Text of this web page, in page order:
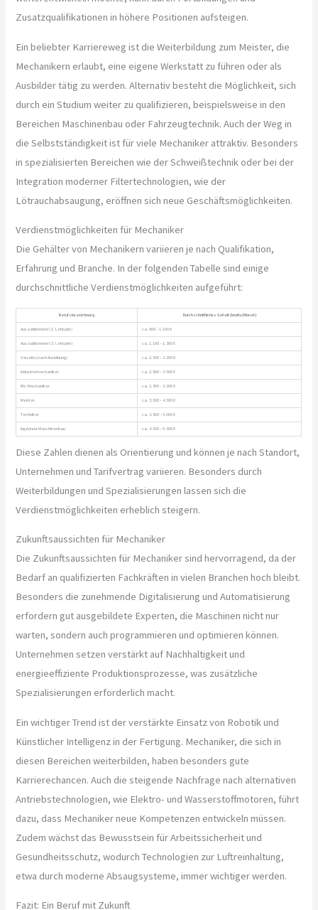
Zusatzqualifikationen in höhere Positionen aufsteigen.
Ein beliebter Karriereweg ist die Weiterbildung zum Meister, die
Mechanikern erlaubt, eine eigene Werkstatt zu führen oder als
Ausbilder tätig zu werden. Alternativ besteht die Möglichkeit, sich
durch ein Studium weiter zu qualifizieren, beispielsweise in den
Bereichen Maschinenbau oder Fahrzeugtechnik. Auch der Weg in
die Selbstständigkeit ist für viele Mechaniker attraktiv. Besonders
in spezialisierten Bereichen wie der Schweißtechnik oder bei der
Integration moderner Filtertechnologien, wie der
Lötrauchabsaugung, eröffnen sich neue Geschäftsmöglichkeiten.
Verdienstmöglichkeiten für Mechaniker
Die Gehälter von Mechanikern variieren je nach Qualifikation,
Erfahrung und Branche. In der folgenden Tabelle sind einige
durchschnittliche Verdienstmöglichkeiten aufgeführt:
Berufsbezeichnung Durchschnittliches Gehalt (brutto/Monat)
Auszubildender (1. Lehrjahr) ca. 900 – 1.100 €
Auszubildender (3. Lehrjahr) ca. 1.100 – 1.300 €
Geselle (nach Ausbildung) ca. 2.500 – 3.200 €
Industriemechaniker ca. 2.800 – 3.500 €
Kfz-Mechaniker ca. 2.400 – 3.200 €
Meister ca. 3.500 – 4.500 €
Techniker ca. 3.800 – 5.000 €
Ingenieur Maschinenbau ca. 4.500 – 6.500 €
Diese Zahlen dienen als Orientierung und können je nach Standort,
Unternehmen und Tarifvertrag variieren. Besonders durch
Weiterbildungen und Spezialisierungen lassen sich die
Verdienstmöglichkeiten erheblich steigern.
Zukunftsaussichten für Mechaniker
Die Zukunftsaussichten für Mechaniker sind hervorragend, da der
Bedarf an qualifizierten Fachkräften in vielen Branchen hoch bleibt.
Besonders die zunehmende Digitalisierung und Automatisierung
erfordern gut ausgebildete Experten, die Maschinen nicht nur
warten, sondern auch programmieren und optimieren können.
Unternehmen setzen verstärkt auf Nachhaltigkeit und
energieeffiziente Produktionsprozesse, was zusätzliche
Spezialisierungen erforderlich macht.
Ein wichtiger Trend ist der verstärkte Einsatz von Robotik und
Künstlicher Intelligenz in der Fertigung. Mechaniker, die sich in
diesen Bereichen weiterbilden, haben besonders gute
Karrierechancen. Auch die steigende Nachfrage nach alternativen
Antriebstechnologien, wie Elektro- und Wasserstoffmotoren, führt
dazu, dass Mechaniker neue Kompetenzen entwickeln müssen.
Zudem wächst das Bewusstsein für Arbeitssicherheit und
Gesundheitsschutz, wodurch Technologien zur Luftreinhaltung,
etwa durch moderne Absaugsysteme, immer wichtiger werden.
Fazit: Ein Beruf mit Zukunft